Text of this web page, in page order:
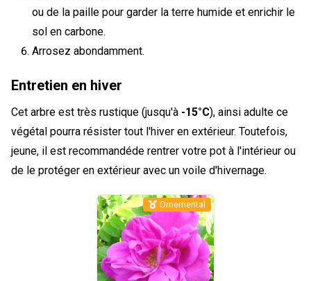
ou de la paille pour garder la terre humide et enrichir le
sol en carbone.
Arrosez abondamment.
Entretien en hiver
Cet arbre est très rustique (jusqu'à -15°C), ainsi adulte ce
végétal pourra résister tout l'hiver en extérieur. Toutefois,
jeune, il est recommandéde rentrer votre pot à l'intérieur ou
de le protéger en extérieur avec un voile d'hivernage.
Ornemental